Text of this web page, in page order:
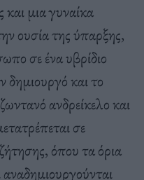
και μια γυναίκα
ουσία της ύπαρξης,
σε ένα υβρίδιο
δημιουργό και το
ανδρείκελο και
σε
όπου τα όρια